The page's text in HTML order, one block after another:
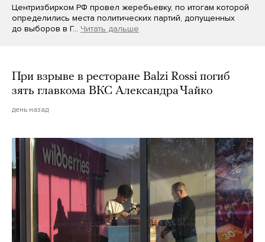
Центризбирком РФ провел жеребьевку, по итогам которой
определились места политических партий, допущенных
до выборов в Г… Читать дальше
При взрыве в ресторане Balzi Rossi погиб
зять главкома ВКС Александра Чайко
день назад